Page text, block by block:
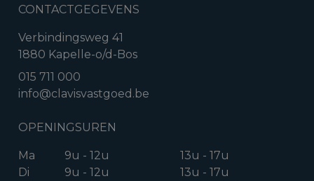
CONTACTGEGEVENS
Verbindingsweg 41
1880 Kapelle-o/d-Bos
015 711 000
info@clavisvastgoed.be
OPENINGSUREN
Ma 9u - 12u
13u - 17u
Di
9u - 12u
13u - 17u